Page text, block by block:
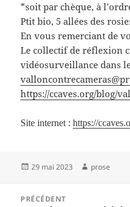
*soit par chèque, à
Ptit bio, 5 allées des
En vous remerciant de
Le collectif de réflexion
vidéosurveillance dans
https://ccaves.org/blog/
Site internet :https://
Publié
29 mai 2023 Auteur
prose
PRÉCÉDENT